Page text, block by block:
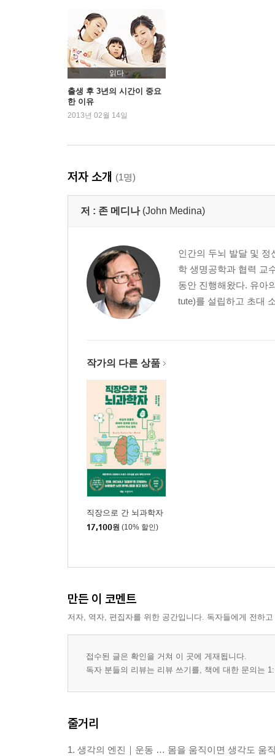
읽다
출생 후 3년의 시간이 중요
한 이유
2013년 02월 14일
저자 소개 (1명)
저 : 존 메디나 (John Medina)
인간의 두뇌 발달 및
학 생명공학과 협력 교
동안 진행해왔다. 유아
tute)를 설립하고 초대
작가의 다른 상품
직장으로 간 뇌과학자
17,100원 (10% 할인)
만든 이 코멘트
저자, 역자, 편집자를 위한 공간입니다. 독자들에게 전하
접수된 글은 확인을 거쳐 이 곳에 게재됩니다.
독자 분들의 리뷰는 리뷰 쓰기를, 책에 대한 문의는
줄거리
1. 생각의 엔진｜운동 … 몸을 움직이면 생각도 움